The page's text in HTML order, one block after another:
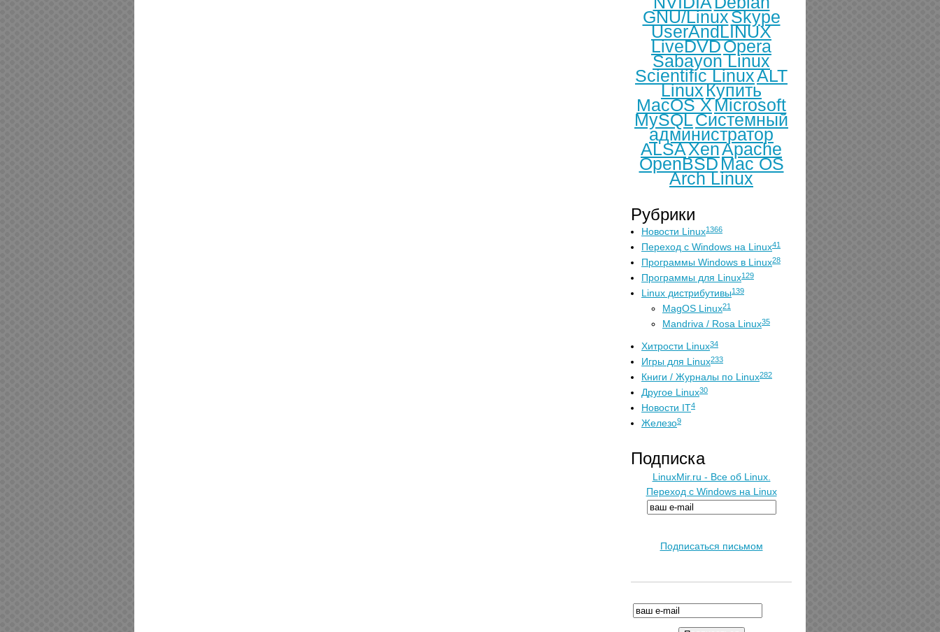
GNU/LinuxSkype
UserAndLINUX
LiveDVDOpera
Sabayon Linux
Scientific LinuxALT
LinuxКупить
MacOS XMicrosoft
MySQLСистемный
администратор
ALSAXenApache
OpenBSD Mac OS
Arch Linux
Рубрики
Новости Linux1366
Переход с Windows на Linux41
Программы Windows в Linux28
Программы для Linux129
Linux дистрибутивы139
MagOS Linux21
Mandriva / Rosa Linux35
Хитрости Linux34
Игры для Linux233
Книги / Журналы по Linux282
Другое Linux30
Новости IT4
Железо9
Подписка
LinuxMir.ru - Все об Linux.
Переход с Windows на Linux
Подписаться письмом